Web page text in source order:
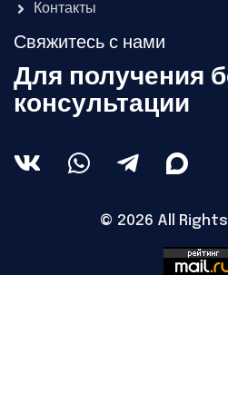
Контакты
Свяжитесь с нами
Для получения
консультации
© 2026 All